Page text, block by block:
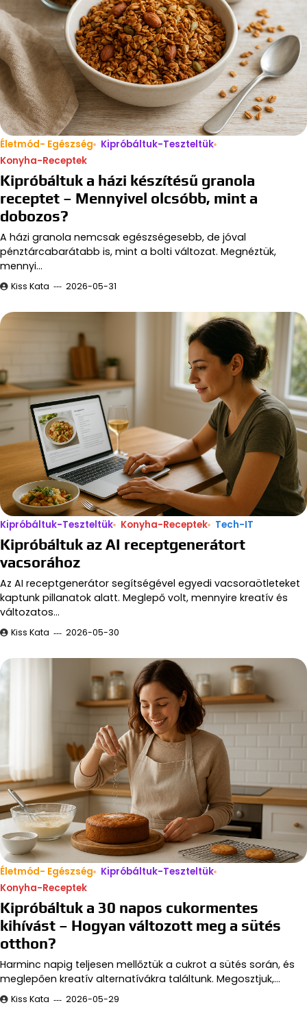
Életmód- Egészség
Kipróbáltuk-Teszteltük
Konyha-Receptek
Kipróbáltuk a házi készítésű granola
receptet – Mennyivel olcsóbb, mint a
dobozos?
A házi granola nemcsak egészségesebb, de jóval
pénztárcabarátabb is, mint a bolti változat. Megnéztük,
mennyi…
Kiss Kata 2026-05-31
Kipróbáltuk-Teszteltük Konyha-Receptek Tech-IT
Kipróbáltuk az AI receptgenerátort
vacsorához
Az AI receptgenerátor segítségével egyedi vacsoraötleteket
kaptunk pillanatok alatt. Meglepő volt, mennyire kreatív és
változatos…
Kiss Kata 2026-05-30
Életmód- Egészség
Kipróbáltuk-Teszteltük
Konyha-Receptek
Kipróbáltuk a 30 napos cukormentes
kihívást – Hogyan változott meg a sütés
otthon?
Harminc napig teljesen mellőztük a cukrot a sütés során, és
meglepően kreatív alternatívákra találtunk. Megosztjuk,…
Kiss Kata 2026-05-29